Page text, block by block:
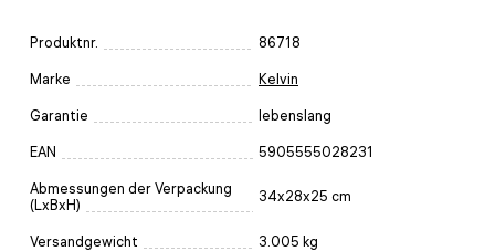
Produktnr. 86718
Marke Kelvin
Garantie lebenslang
EAN 5905555028231
Abmessungen der Verpackung
(LxBxH)
34x28x25 cm
Versandgewicht 3.005 kg